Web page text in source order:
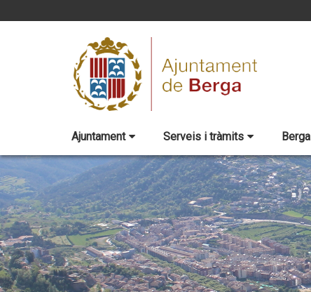
Ajuntament Serveis i tràmits Berga